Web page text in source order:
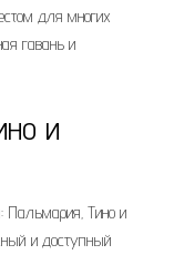
для многих
гавань и
и
Пальмария‚ Тино и
и доступный